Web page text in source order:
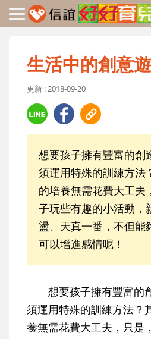
生活中的創意
更新 : 2018-09-20
想要孩子擁有豐富的創
須運用特殊的訓練方法
的培養無需花費大工夫
子玩些有趣的小活動，
盪、天真一番，不但能
可以增進感情呢！
想要孩子擁有豐富的
須運用特殊的訓練方法？
養無需花費大工夫，只是